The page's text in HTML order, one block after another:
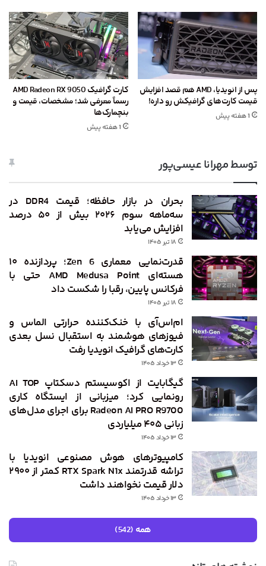
پس از انویدیا، AMD هم قصد افزایش
قیمت کارت‌های گرافیکش رو داره!
1 هفته پیش
کارت گرافیک AMD Radeon RX 9050
رسماً معرفی شد؛ مشخصات، قیمت و
بنچمارک‌ها
1 هفته پیش
توسط مهرانا عیسی‌پور
بحران در بازار حافظه؛ قیمت DDR4 در
سه‌ماهه سوم ۲۰۲۶ بیش از ۵۰ درصد
افزایش می‌یابد
۱۸ تیر ۱۴۰۵
قدرت‌نمایی معماری Zen 6؛ پردازنده ۱۰
هسته‌ای AMD Medusa Point حتی با
فرکانس پایین، رقبا را شکست داد
۱۸ تیر ۱۴۰۵
ام‌اس‌آی با خنک‌کننده حرارتی الماس و
فیوزهای هوشمند به استقبال نسل بعدی
کارت‌های گرافیک انویدیا رفت
۱۳ خرداد ۱۴۰۵
گیگابایت از اکوسیستم دسکتاپ AI TOP
رونمایی کرد؛ میزبانی از ایستگاه کاری
Radeon AI PRO R9700 برای اجرای مدل‌های
زبانی ۴۰۵ میلیاردی
۱۳ خرداد ۱۴۰۵
کامپیوترهای هوش مصنوعی انویدیا با
تراشه قدرتمند RTX Spark N1x کمتر از ۲۹۰۰
دلار قیمت نخواهند داشت
۱۳ خرداد ۱۴۰۵
همه (542)